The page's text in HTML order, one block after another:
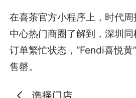
在喜茶官方小程序上，时代
中心热门商圈了解到，深圳
订单繁忙状态，“Fendi喜悦
售罄。